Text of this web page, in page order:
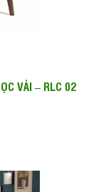
VẢI – RLC 02